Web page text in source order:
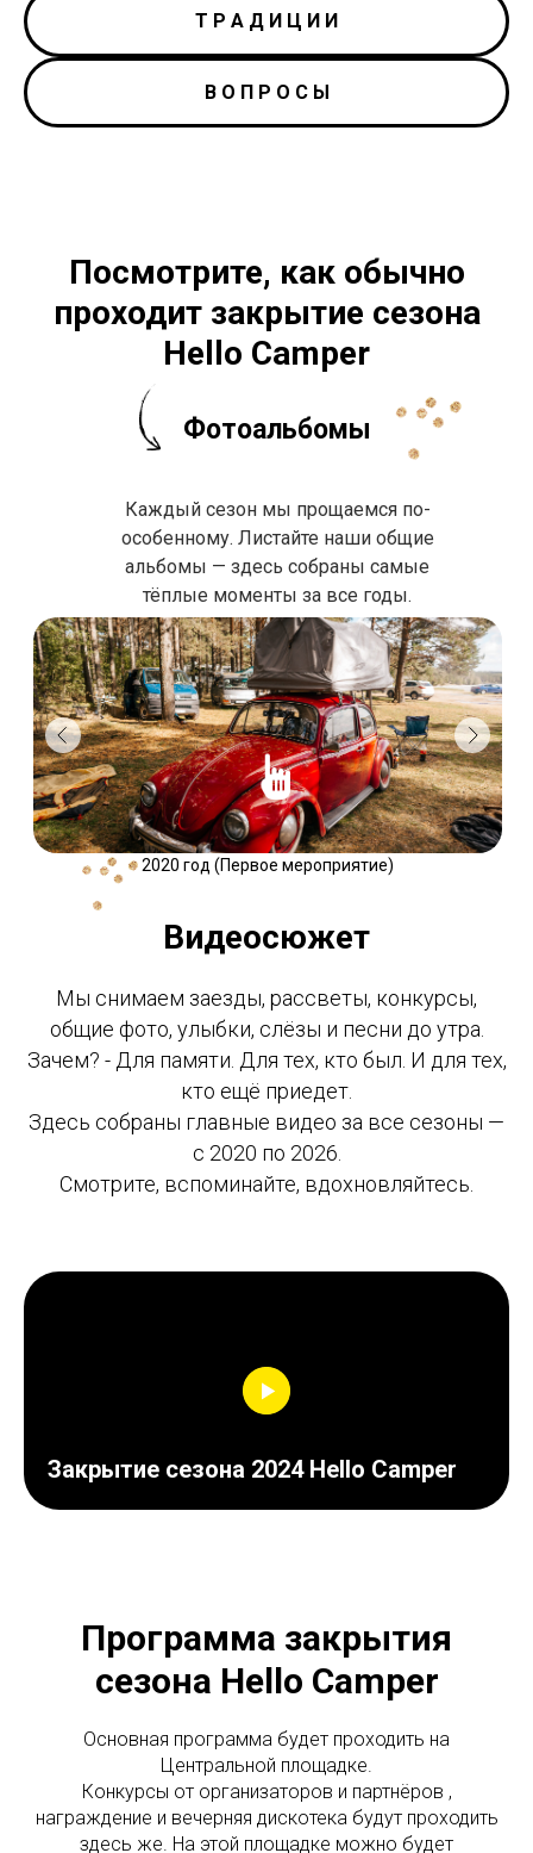
Т Р А Д И Ц И И
В О П Р О С Ы
Посмотрите, как обычно
проходит закрытие сезона
Hello Camper
Каждый сезон мы прощаемся по-
особенному. Листайте наши общие
альбомы — здесь собраны самые
тёплые моменты за все годы.
2020 год (Первое мероприятие)
Фотоальбомы
Видеосюжет
Мы снимаем заезды, рассветы, конкурсы,
общие фото, улыбки, слёзы и песни до утра.
Зачем? - Для памяти. Для тех, кто был. И для тех,
кто ещё приедет.
Здесь собраны главные видео за все сезоны —
с 2020 по 2026.
Смотрите, вспоминайте, вдохновляйтесь.
Закрытие сезона 2024 Hello Camper
Программа закрытия
сезона Hello Camper
Основная программа будет проходить на
Центральной площадке.
Конкурсы от организаторов и партнёров ,
награждение и вечерняя дискотека будут проходить
здесь же. На этой площадке можно будет